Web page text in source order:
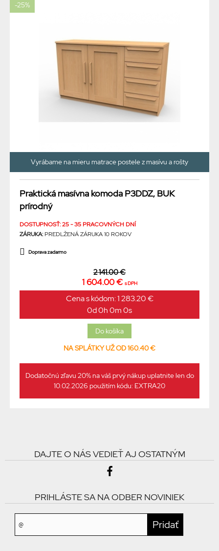
-25%
Vyrábame na mieru matrace postele z masívu a rošty
Praktická masívna komoda P3DDZ, BUK
prírodný
DOSTUPNOSŤ: 25 - 35 PRACOVNÝCH DNÍ
ZÁRUKA:PREDLŽENÁ ZÁRUKA 10 ROKOV
Doprava zadarmo
2 141.00 €
1 604.00 € s DPH
Cena s kódom: 1 283.20 €
0d 0h 0m 0s
NA SPLÁTKY UŽ OD 160.40 €
Dodatočnú zľavu 20% na váš prvý nákup uplatnite len do
10.02.2026 použitím kódu: EXTRA20
DAJTE O NÁS VEDIEŤ AJ OSTATNÝM
PRIHLÁSTE SA NA ODBER NOVINIEK